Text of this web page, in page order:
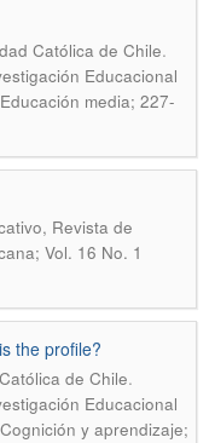
Católica de Chile.
Educacional
media; 227-
Revista de
Vol. 16 No. 1
the profile?
de Chile.
Educacional
y aprendizaje;